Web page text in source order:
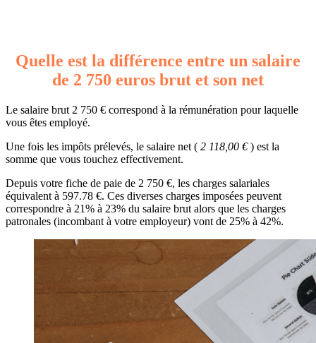
Quelle est la différence entre un salaire
de 2 750 euros brut et son net
Le salaire brut 2 750 € correspond à la rémunération pour laquelle
vous êtes employé.
Une fois les impôts prélevés, le salaire net ( 2 118,00 €) est la
somme que vous touchez effectivement.
Depuis votre fiche de paie de 2 750 €, les charges salariales
équivalent à 597.78 €. Ces diverses charges imposées peuvent
correspondre à 21% à 23% du salaire brut alors que les charges
patronales (incombant à votre employeur) vont de 25% à 42%.